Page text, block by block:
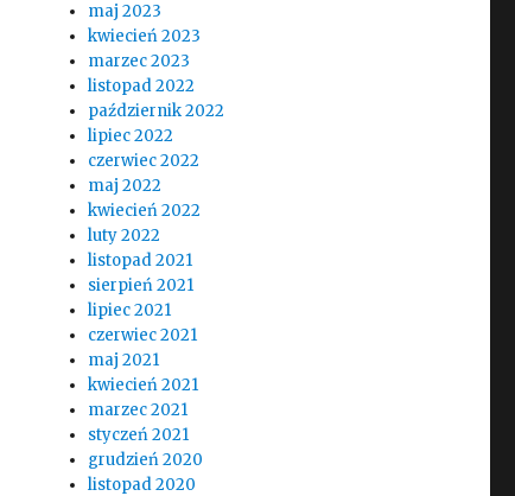
maj 2023
kwiecień 2023
marzec 2023
listopad 2022
październik 2022
lipiec 2022
czerwiec 2022
maj 2022
kwiecień 2022
luty 2022
listopad 2021
sierpień 2021
lipiec 2021
czerwiec 2021
maj 2021
kwiecień 2021
marzec 2021
styczeń 2021
grudzień 2020
listopad 2020